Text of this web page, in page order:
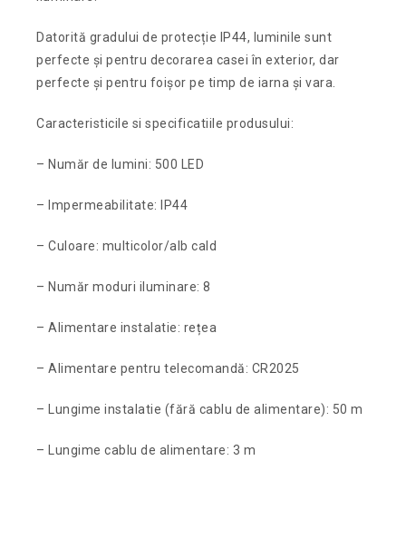
Datorită gradului de protecție IP44, luminile sunt
perfecte și pentru decorarea casei în exterior, dar
perfecte și pentru foișor pe timp de iarna și vara.
Caracteristicile si specificatiile produsului:
– Număr de lumini: 500 LED
– Impermeabilitate: IP44
– Culoare: multicolor/alb cald
– Număr moduri iluminare: 8
– Alimentare instalatie: rețea
– Alimentare pentru telecomandă: CR2025
– Lungime instalatie (fără cablu de alimentare): 50 m
– Lungime cablu de alimentare: 3 m